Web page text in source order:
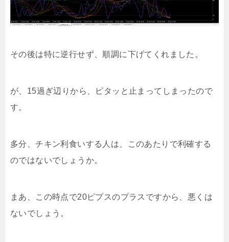
その後は特に逆行せず、順調に下げてくれました。
が、15過ぎ辺りから、ピタッと止まってしまったので
す。
多分、チキン利食いする人は、このあたりで利確する
のではないでしょうか。
まあ、この時点で20ピプスのプラスですから、悪くは
ないでしょう。